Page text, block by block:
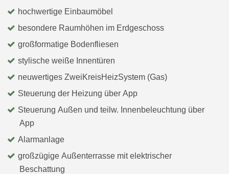
hochwertige Einbaumöbel
besondere Raumhöhen im Erdgeschoss
großformatige Bodenfliesen
stylische weiße Innentüren
neuwertiges ZweiKreisHeizSystem (Gas)
Steuerung der Heizung über App
Steuerung Außen und teilw. Innenbeleuchtung über
App
Alarmanlage
großzügige Außenterrasse mit elektrischer
Beschattung